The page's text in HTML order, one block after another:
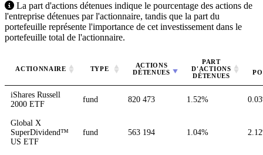
La part d'actions détenues indique le pourcentage des actions de
l'entreprise détenues par l'actionnaire, tandis que la part du
portefeuille représente l'importance de cet investissement dans le
portefeuille total de l'actionnaire.
ACTIONNAIRE TYPE
ACTIONS
DÉTENUES
PART
D'ACTIONS
DÉTENUES
iShares Russell
2000 ETF
fund 820 473 1.52%
Global X
SuperDividend™
US ETF
fund 563 194 1.04%